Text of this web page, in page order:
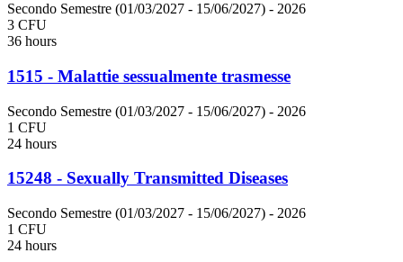
Secondo Semestre (01/03/2027 - 15/06/2027) - 2026
3 CFU
36 hours
1515 - Malattie sessualmente trasmesse
Secondo Semestre (01/03/2027 - 15/06/2027) - 2026
1 CFU
24 hours
15248 - Sexually Transmitted Diseases
Secondo Semestre (01/03/2027 - 15/06/2027) - 2026
1 CFU
24 hours